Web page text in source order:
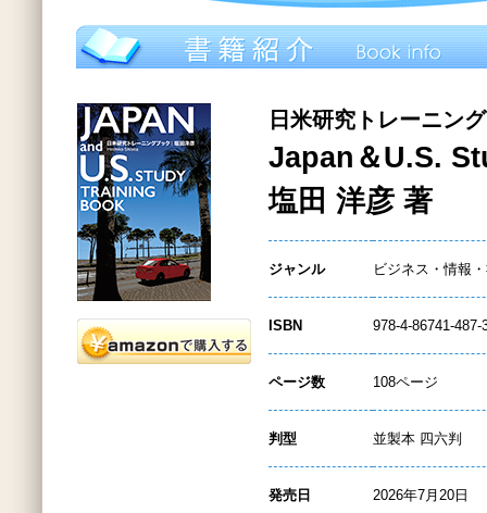
日米研究トレーニン
Japan＆U.S.
塩田 洋彦 著
ジャンル ビジネス・情報
ISBN 978-4-86741-487-
ページ数 108ページ
判型 並製本 四六判
発売日 2026年7月20日